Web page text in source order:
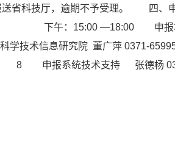
省科技厅，逾期不予受理。
四、
下午：15:00 —18:00
申
学技术信息研究院 董广萍 0371-
8
申报系统技术支持 张德杨